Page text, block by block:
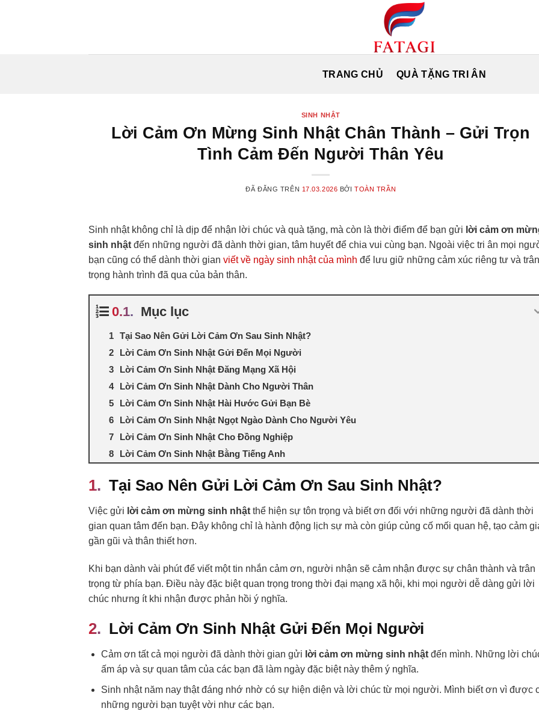
TRANG CHỦ QUÀ TẶNG TRI ÂN
SINH NHẬT
Lời Cảm Ơn Mừng Sinh Nhật Chân Thành – Gửi Trọn
Tình Cảm Đến Người Thân Yêu
ĐÃ ĐĂNG TRÊN 17.03.2026 BỞITOÀN TRẦN
Sinh nhật không chỉ là dịp để nhận lời chúc và quà tặng, mà còn là thời điểm để bạn gửi lời cảm ơn
sinh nhật đến những người đã dành thời gian, tâm huyết để chia vui cùng bạn. Ngoài việc tri ân mọi
bạn cũng có thể dành thời gian viết về ngày sinh nhật của mình để lưu giữ những cảm xúc riêng tư và trân
trọng hành trình đã qua của bản thân.
Mục lục
Tại Sao Nên Gửi Lời Cảm Ơn Sau Sinh Nhật?
Lời Cảm Ơn Sinh Nhật Gửi Đến Mọi Người
Lời Cảm Ơn Sinh Nhật Đăng Mạng Xã Hội
Lời Cảm Ơn Sinh Nhật Dành Cho Người Thân
Lời Cảm Ơn Sinh Nhật Hài Hước Gửi Bạn Bè
Lời Cảm Ơn Sinh Nhật Ngọt Ngào Dành Cho Người Yêu
Lời Cảm Ơn Sinh Nhật Cho Đồng Nghiệp
Lời Cảm Ơn Sinh Nhật Bằng Tiếng Anh
Tại Sao Nên Gửi Lời Cảm Ơn Sau Sinh Nhật?
Việc gửi lời cảm ơn mừng sinh nhật thể hiện sự tôn trọng và biết ơn đối với những người đã dành thời
gian quan tâm đến bạn. Đây không chỉ là hành động lịch sự mà còn giúp củng cố mối quan hệ, tạo cảm
gần gũi và thân thiết hơn.
Khi bạn dành vài phút để viết một tin nhắn cảm ơn, người nhận sẽ cảm nhận được sự chân thành và trân
trọng từ phía bạn. Điều này đặc biệt quan trọng trong thời đại mạng xã hội, khi mọi người dễ dàng gửi lời
chúc nhưng ít khi nhận được phản hồi ý nghĩa.
Lời Cảm Ơn Sinh Nhật Gửi Đến Mọi Người
Cảm ơn tất cả mọi người đã dành thời gian gửi lời cảm ơn mừng sinh nhậtđến mình. Những lời
ấm áp và sự quan tâm của các bạn đã làm ngày đặc biệt này thêm ý nghĩa.
Sinh nhật năm nay thật đáng nhớ nhờ có sự hiện diện và lời chúc từ mọi người. Mình biết ơn vì được
những người bạn tuyệt vời như các bạn.